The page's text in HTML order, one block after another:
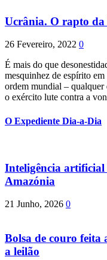
Ucrânia. O rapto
26 Fevereiro, 2022 0
É mais do que
mesquinhez de espírito
ordem mundial – qualquer
o exército lute contra a
O Expediente Dia-a-Dia
Inteligência artificial
Amazónia
21 Junho, 2026 0
Bolsa de couro feita
a leilão